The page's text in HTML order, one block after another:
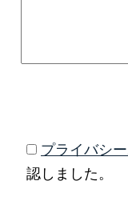
プライバシ
認しました。